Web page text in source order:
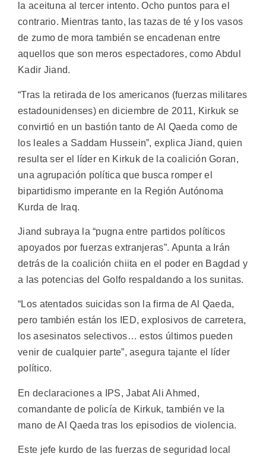
la aceituna al tercer intento. Ocho puntos para el
contrario. Mientras tanto, las tazas de té y los vasos
de zumo de mora también se encadenan entre
aquellos que son meros espectadores, como Abdul
Kadir Jiand.
“Tras la retirada de los americanos (fuerzas militares
estadounidenses) en diciembre de 2011, Kirkuk se
convirtió en un bastión tanto de Al Qaeda como de
los leales a Saddam Hussein”, explica Jiand, quien
resulta ser el líder en Kirkuk de la coalición Goran,
una agrupación política que busca romper el
bipartidismo imperante en la Región Autónoma
Kurda de Iraq.
Jiand subraya la “pugna entre partidos políticos
apoyados por fuerzas extranjeras”. Apunta a Irán
detrás de la coalición chiita en el poder en Bagdad y
a las potencias del Golfo respaldando a los sunitas.
“Los atentados suicidas son la firma de Al Qaeda,
pero también están los IED, explosivos de carretera,
los asesinatos selectivos… estos últimos pueden
venir de cualquier parte”, asegura tajante el líder
político.
En declaraciones a IPS, Jabat Ali Ahmed,
comandante de policía de Kirkuk, también ve la
mano de Al Qaeda tras los episodios de violencia.
Este jefe kurdo de las fuerzas de seguridad local